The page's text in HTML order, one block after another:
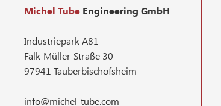
Michel Tube Engineering GmbH
Industriepark A81
Falk-Müller-Straße 30
97941 Tauberbischofsheim
info@michel-tube.com